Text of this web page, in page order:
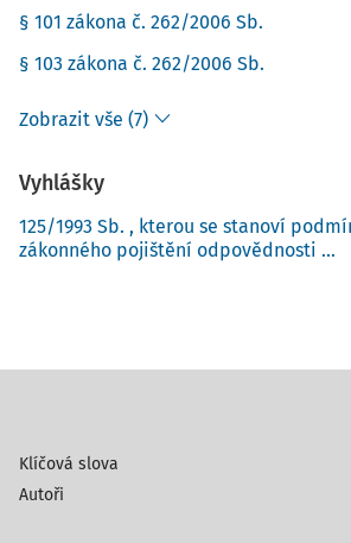
§ 101 zákona č. 262/2006 Sb.
§ 103 zákona č. 262/2006 Sb.
Zobrazit vše (7)
Vyhlášky
125/1993 Sb. , kterou se stanoví
zákonného pojištění odpovědnosti ...
Klíčová slova
Autoři